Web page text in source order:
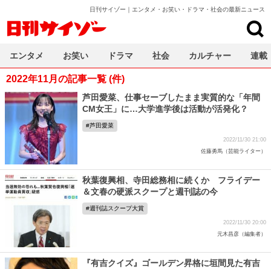
日刊サイゾー｜エンタメ・お笑い・ドラマ・社会の最新ニュース
2022年11月の記事一覧 (件)
芦田愛菜、仕事セーブしたまま実質的な「年間
CM女王」に…大学進学後は活動が活発化？
芦田愛菜
2022/11/30 21:00
佐藤勇馬（芸能ライター）
秋葉復興相、寺田総務相に続くか フライデー
＆文春の硬派スクープと週刊誌の今
週刊誌スクープ大賞
2022/11/30 20:00
元木昌彦（編集者）
『有吉クイズ』ゴールデン昇格に垣間見た有吉
エンタメ お笑い ドラマ 社会 カルチャー 連載